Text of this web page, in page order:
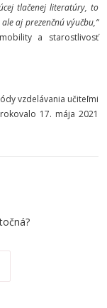
tlačenej literatúry, to
aj prezenčnú výučbu,“
a starostlivosť
vzdelávania učiteľmi
17. mája 2021